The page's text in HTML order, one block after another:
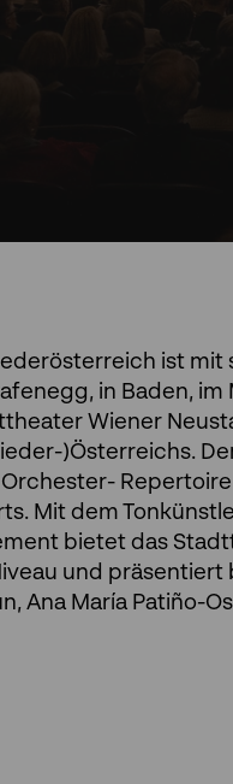
ist mit
in Baden,
Wiener
)Österreichs.
Mit dem
bietet das
und
Ana María Patiño-